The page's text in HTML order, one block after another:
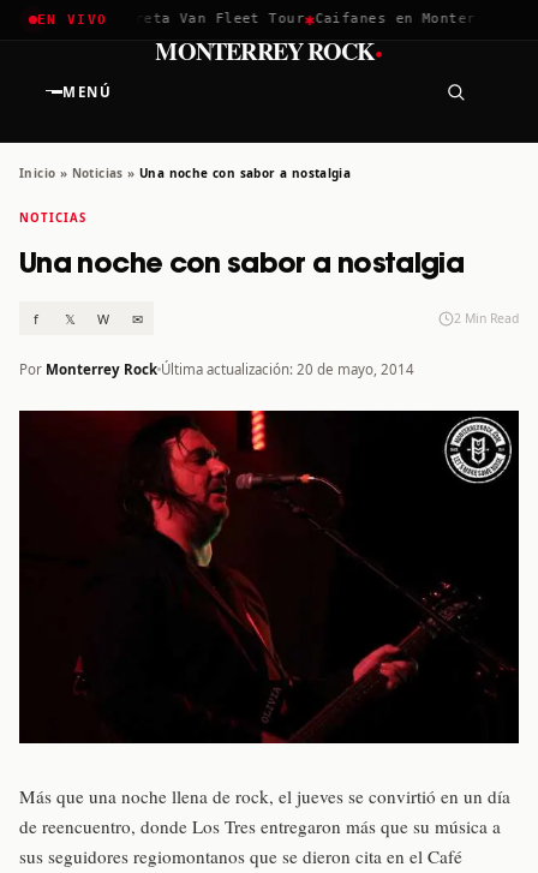
EN VIVO
2026✱Greta Van Fleet Tour✱Caifanes en Monterrey · 12
MENÚ
MONTERREY ROCK·
Inicio » Noticias » Una noche con sabor a nostalgia
NOTICIAS
Una noche con sabor a nostalgia
f 𝕏 W ✉ 2 Min Read
Por Monterrey Rock Última actualización: 20 de mayo, 2014
Más que una noche llena de rock, el jueves se convirtió en un día
de reencuentro, donde Los Tres entregaron más que su música a
sus seguidores regiomontanos que se dieron cita en el Café